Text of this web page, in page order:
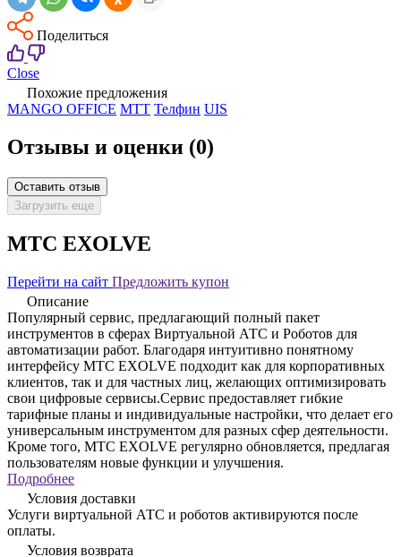
Поделиться
Close
Похожие предложения
MANGO OFFICE МТТ Телфин UIS
Отзывы и оценки (0)
Оставить отзыв
Загрузить еще
MTC EXOLVE
Перейти на сайт Предложить купон
Описание
Популярный сервис, предлагающий полный пакет
инструментов в сферах Виртуальной АТС и Роботов для
автоматизации работ. Благодаря интуитивно понятному
интерфейсу MTC EXOLVE подходит как для корпоративных
клиентов, так и для частных лиц, желающих оптимизировать
свои цифровые сервисы.Сервис предоставляет гибкие
тарифные планы и индивидуальные настройки, что делает его
универсальным инструментом для разных сфер деятельности.
Кроме того, MTC EXOLVE регулярно обновляется, предлагая
пользователям новые функции и улучшения.
Подробнее
Условия доставки
Услуги виртуальной АТС и роботов активируются после
оплаты.
Условия возврата